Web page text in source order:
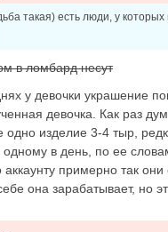
такая) есть люди, у которых
в ломбард несут
у девочки украшение
девочка. Как раз
одно изделие 3-4 тыр,
в день, по ее
примерно так
она зарабатывает, но